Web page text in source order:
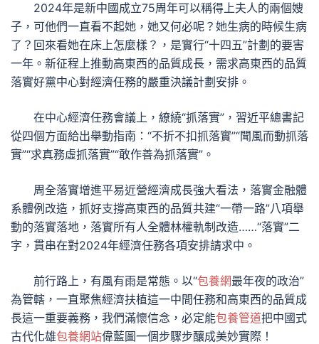
2024年是新中國成立75周年可以稱得上夫人的兩個嫂
子，可他們一直看不起她，她又何必呢？她生病的時候生病
了？回來看她在床上怎麼樣？，是實行“十四五”計劃的要害
一年。新征程上推動高東西的品質成長，需求高東西的品質
落實好黨中心對經濟任務的嚴重決議計劃安排。
在中心經濟任務會議上，繚繞“抓落實”，習近平總書記
從四個方面給出舉動指南：“不折不扣抓落實”“聞風而動抓落
實”“求真務虛抓落實”“敢作善為抓落實”。
周全落實增進平易近營經濟成長強大看法，落實金融體
系體例改造，抓好支撐高東西的品質共建“一帶一路”八項舉
動的落實落地，落實所有人全體林權軌制改造……“落實”二
字，貫串在對2024年經濟任務各項安排請求中。
前行路上，有風有雨是常態。以“包養網最年夜的政治”
為管轄，一直聚焦經濟扶植這一中間任務和高東西的品質成
長這一重要義務，我們滿懷信念，必定能包養管道把中國式
古代化雄包養網站偉藍圖一個步驟步釀成美妙實際！